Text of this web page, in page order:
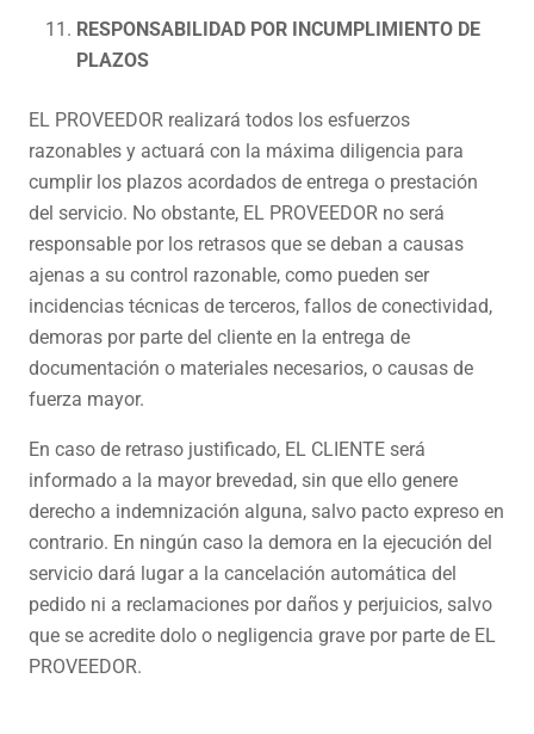
RESPONSABILIDAD POR INCUMPLIMIENTO DE
PLAZOS
EL PROVEEDOR realizará todos los esfuerzos
razonables y actuará con la máxima diligencia para
cumplir los plazos acordados de entrega o prestación
del servicio. No obstante, EL PROVEEDOR no será
responsable por los retrasos que se deban a causas
ajenas a su control razonable, como pueden ser
incidencias técnicas de terceros, fallos de conectividad,
demoras por parte del cliente en la entrega de
documentación o materiales necesarios, o causas de
fuerza mayor.
En caso de retraso justificado, EL CLIENTE será
informado a la mayor brevedad, sin que ello genere
derecho a indemnización alguna, salvo pacto expreso en
contrario. En ningún caso la demora en la ejecución del
servicio dará lugar a la cancelación automática del
pedido ni a reclamaciones por daños y perjuicios, salvo
que se acredite dolo o negligencia grave por parte de EL
PROVEEDOR.